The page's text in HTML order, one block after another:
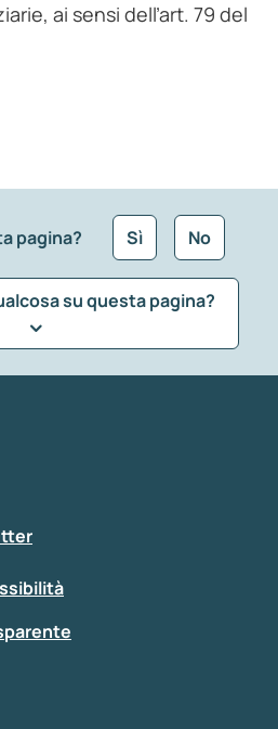
ai sensi dell’art. 79 del
pagina? Sì No
su questa pagina?
della segnalazione